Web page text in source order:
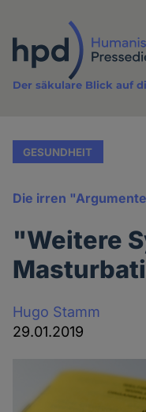
Inhalt
Der säkulare Blick auf
GESUNDHEIT
Die irren
"Weitere
Hugo Stamm
29.01.2019